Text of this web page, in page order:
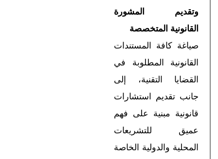
وتقديم المشورة
القانونية المتخصصة
صياغة كافة المستندات
القانونية المطلوبة في
القضايا التقنية، إلى
جانب تقديم استشارات
قانونية مبنية على فهم
عميق للتشريعات
المحلية والدولية الخاصة